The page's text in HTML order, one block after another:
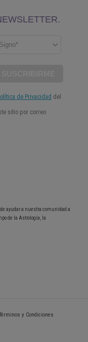
ayudar a nuestra comunidad a
de la Astrología, la
y Condiciones